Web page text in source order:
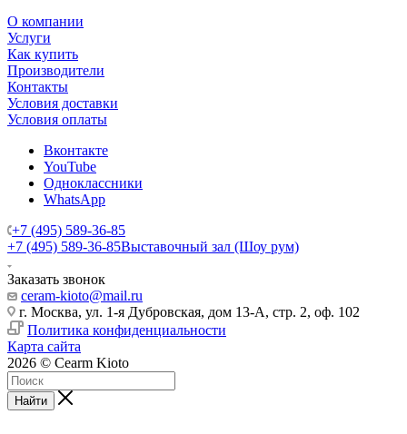
О компании
Услуги
Как купить
Производители
Контакты
Условия доставки
Условия оплаты
Вконтакте
YouTube
Одноклассники
WhatsApp
+7 (495) 589-36-85
+7 (495) 589-36-85Выставочный зал (Шоу рум)
Заказать звонок
ceram-kioto@mail.ru
г. Москва, ул. 1-я Дубровская, дом 13-А, стр. 2, оф. 102
Политика конфиденциальности
Карта сайта
2026 © Cearm Kioto
Найти